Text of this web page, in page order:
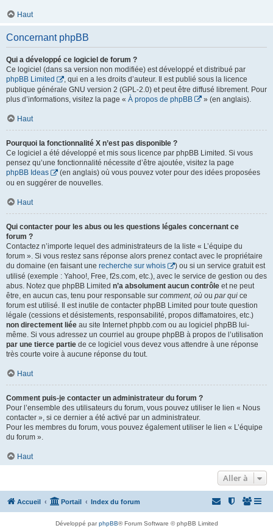
Haut
Concernant phpBB
Qui a développé ce logiciel de forum ?
Ce logiciel (dans sa version non modifiée) est développé et distribué par
phpBB Limited
, qui en a les droits d’auteur. Il est publié sous la licence
publique générale GNU version 2 (GPL-2.0) et peut être diffusé librement. Pour
plus d’informations, visitez la page « À propos de phpBB » (en anglais).
Haut
Pourquoi la fonctionnalité X n’est pas disponible ?
Ce logiciel a été développé et mis sous licence par phpBB Limited. Si vous
pensez qu’une fonctionnalité nécessite d’être ajoutée, visitez la page
phpBB Ideas
(en anglais) où vous pouvez voter pour des idées proposées
ou en suggérer de nouvelles.
Haut
Qui contacter pour les abus ou les questions légales concernant ce
forum ?
Contactez n’importe lequel des administrateurs de la liste « L’équipe du
forum ». Si vous restez sans réponse alors prenez contact avec le propriétaire
du domaine (en faisant une recherche sur whois
) ou si un service gratuit est
utilisé (exemple : Yahoo!, Free, f2s.com, etc.), avec le service de gestion ou des
abus. Notez que phpBB Limited n’a absolument aucun contrôle et ne peut
être, en aucun cas, tenu pour responsable sur comment, où ou par qui ce
forum est utilisé. Il est inutile de contacter phpBB Limited pour toute question
légale (cessions et désistements, responsabilité, propos diffamatoires, etc.)
non directement liée au site Internet phpbb.com ou au logiciel phpBB lui-
même. Si vous adressez un courriel au groupe phpBB à propos de l’utilisation
par une tierce partie de ce logiciel vous devez vous attendre à une réponse
très courte voire à aucune réponse du tout.
Haut
Comment puis-je contacter un administrateur du forum ?
Pour l’ensemble des utilisateurs du forum, vous pouvez utiliser le lien « Nous
contacter », si ce dernier a été activé par un administrateur.
Pour les membres du forum, vous pouvez également utiliser le lien « L’équipe
du forum ».
Haut
Aller à
Accueil Portail Index du forum
Développé parphpBB® Forum Software © phpBB Limited